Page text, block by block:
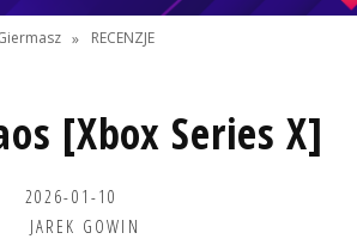
» RECENZJE
[Xbox Series X]
2026-01-10
JAREK GOWIN